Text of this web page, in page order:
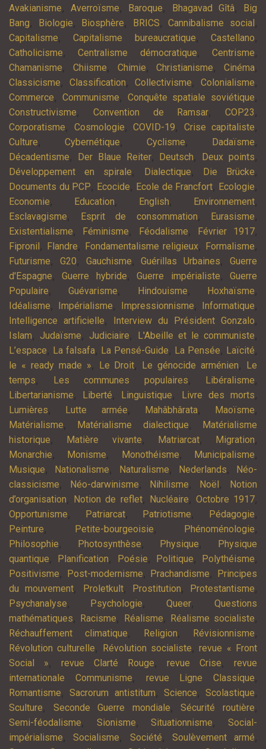
Avakianisme,Averroïsme, Baroque, Bhagavad Gîtâ,
Big
Bang, Biologie, Biosphère, BRICS,Cannibalisme social ,
Capitalisme,Capitalisme bureaucratique,Castellano,
Catholicisme,Centralisme démocratique,Centrisme,
Chamanisme, Chiisme, Chimie,Christianisme, Cinéma,
Classicisme, Classification, Collectivisme, Colonialisme,
Commerce, Communisme, Conquête spatiale soviétique,
Constructivisme, Convention de Ramsar, COP23 ,
Corporatisme, Cosmologie, COVID-19, Crise capitaliste,
Culture, Cybernétique, Cyclisme, Dadaïsme,
Décadentisme, Der Blaue Reiter, Deutsch, Deux points,
Développement en spirale, Dialectique, Die Brücke,
Documents du PCP, Ecocide, Ecole de Francfort, Ecologie,
Economie, Education, English, Environnement,
Esclavagisme, Esprit de consommation, Eurasisme,
Existentialisme, Féminisme, Féodalisme, Février 1917,
Fipronil , Flandre, Fondamentalisme religieux, Formalisme,
Futurisme, G20, Gauchisme,Guérillas Urbaines,Guerre
d'Espagne,Guerre hybride,Guerre impérialiste,Guerre
Populaire,Guévarisme, Hindouisme, Hoxhaïsme,
Idéalisme, Impérialisme, Impressionnisme, Informatique,
Intelligence artificielle, Interview du Président Gonzalo,
Islam, Judaïsme, Judiciaire, L'Abeille et le communiste,
L’espace, La falsafa, La Pensé-Guide, La Pensée, Laïcité,
le « ready made », Le Droit, Le génocide arménien,
Le
temps, Les communes populaires, Libéralisme,
Libertarianisme, Liberté, Linguistique, Livre des morts,
Lumières, Lutte armée, Mahâbhârata, Maoïsme,
Matérialisme, Matérialisme dialectique,
Matérialisme
historique, Matière vivante, Matriarcat, Migration,
Monarchie, Monisme, Monothéisme, Municipalisme,
Musique, Nationalisme, Naturalisme, Nederlands,
Néo-
classicisme, Néo-darwinisme, Nihilisme, Noël ,
Notion
d’organisation, Notion de reflet, Nucléaire, Octobre 1917,
Opportunisme, Patriarcat, Patriotisme, Pédagogie,
Peinture, Petite-bourgeoisie, Phénoménologie,
Philosophie, Photosynthèse, Physique,
Physique
quantique, Planification, Poésie, Politique, Polythéisme,
Positivisme, Post-modernisme, Prachandisme,
Principes
du mouvement, Proletkult, Prostitution, Protestantisme,
Psychanalyse, Psychologie, Queer,Questions
mathématiques, Racisme, Réalisme, Réalisme socialiste,
Réchauffement climatique, Religion, Révisionnisme,
Révolution culturelle, Révolution socialiste,revue « Front
Social », revue Clarté Rouge, revue Crise, revue
internationale Communisme, revue Ligne Classique,
Romantisme,Sacrorum antistitum, Science, Scolastique,
Sculture, Seconde Guerre mondiale,Sécurité routière,
Semi-féodalisme, Sionisme,Situationnisme,Social-
impérialisme,Socialisme, Société, Soulèvement armé,